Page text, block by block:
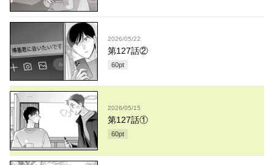
2026/05/22
第127話②
60pt
2026/05/15
第127話①
60pt